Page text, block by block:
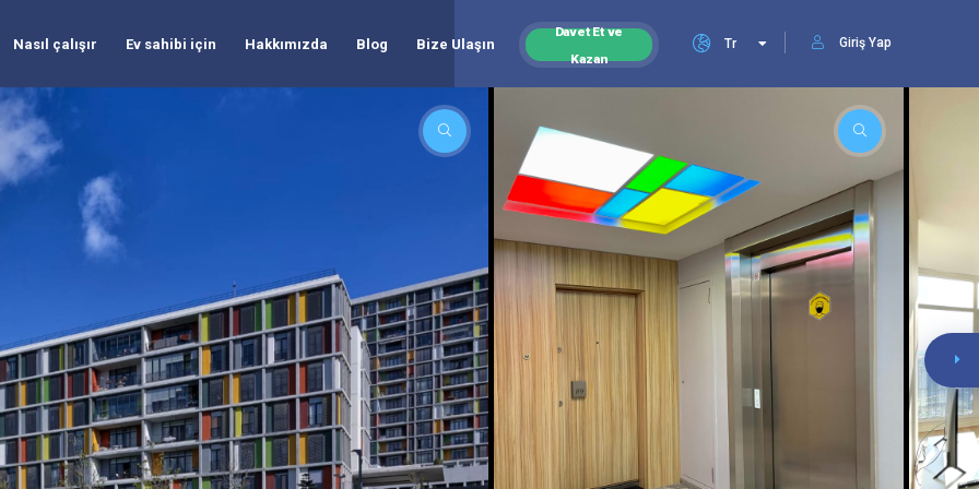
Giriş Yap
Tr
Nasıl çalışır Ev sahibi için Hakkımızda Blog Bize Ulaşın
Davet Et ve
Kazan